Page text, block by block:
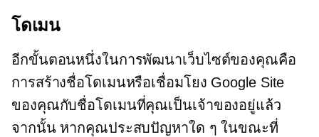
โดเมน
อีกขั้นตอนหนึ่งในการพัฒนาเว็บไซต์ของคุณคือ
การสร้างชื่อโดเมนหรือเชื่อมโยง Google Site
ของคุณกับชื่อโดเมนที่คุณเป็นเจ้าของอยู่แล้ว
จากนั้น หากคุณประสบปัญหาใด ๆ ในขณะที่